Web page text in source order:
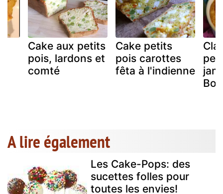
Cake aux petits
pois, lardons et
comté
Cake petits
pois carottes
fêta à l'indienne
A lire également
Les Cake-Pops: des
sucettes folles pour
toutes les envies!